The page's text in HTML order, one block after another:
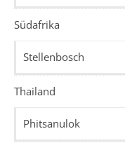
Südafrika
Stellenbosch
Thailand
Phitsanulok